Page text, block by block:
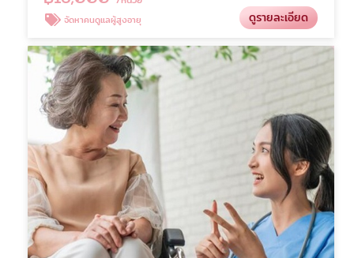
จัดหาคนดูแลผู้สูงอายุ ดูรายละเอียด